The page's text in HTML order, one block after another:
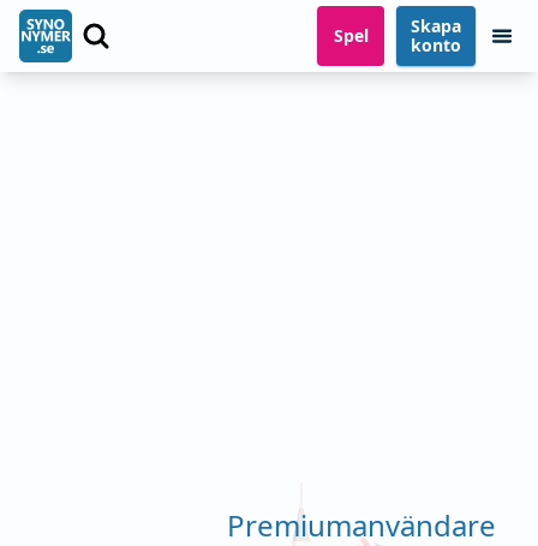
Spel
Skapa
konto
Premiumanvändare